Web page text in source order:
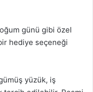
günü gibi özel
hediye seçeneği
yüzük, iş